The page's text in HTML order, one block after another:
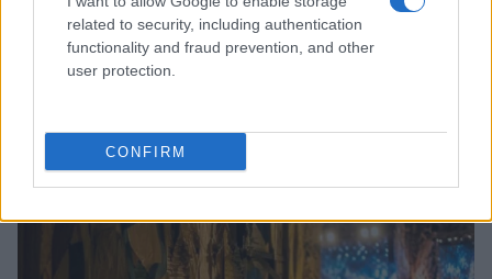
related to security, including authentication
functionality and fraud prevention, and other
user protection.
CONFIRM
Jovanotti e il Jova Summer Party: l’evento che unisce
Andrea Innocenti · 8 Ago 2026